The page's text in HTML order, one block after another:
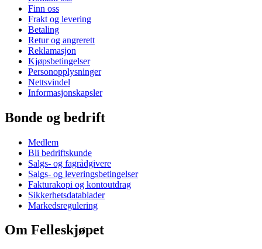
Finn oss
Frakt og levering
Betaling
Retur og angrerett
Reklamasjon
Kjøpsbetingelser
Personopplysninger
Nettsvindel
Informasjonskapsler
Bonde og bedrift
Medlem
Bli bedriftskunde
Salgs- og fagrådgivere
Salgs- og leveringsbetingelser
Fakturakopi og kontoutdrag
Sikkerhetsdatablader
Markedsregulering
Om Felleskjøpet